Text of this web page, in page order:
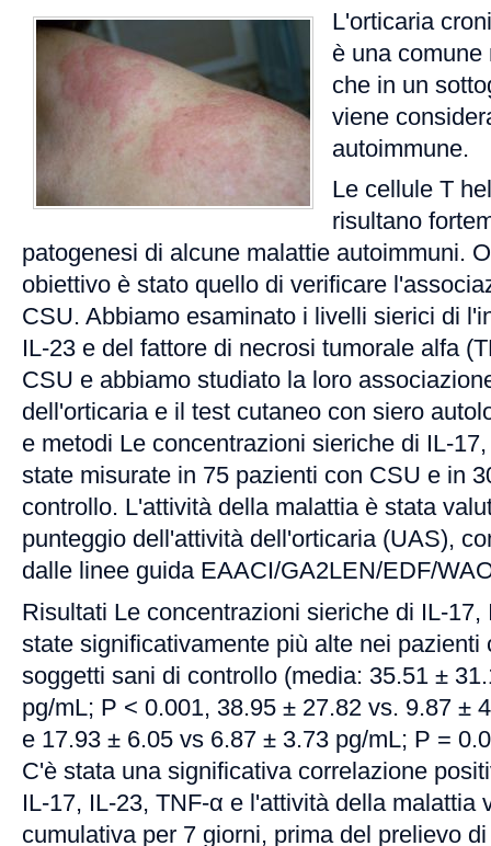
L'orticaria
è una
che in un
viene
autoimmune.
Le cellule T
risultano
patogenesi di alcune malattie autoimmuni.
obiettivo è stato quello di verificare
CSU. Abbiamo esaminato i livelli sierici di
IL-23 e del fattore di necrosi tumorale alfa
CSU e abbiamo studiato la loro
dell'orticaria e il test cutaneo con siero
e metodi Le concentrazioni sieriche di IL-
state misurate in 75 pazienti con CSU e in
controllo. L'attività della malattia è stata
punteggio dell'attività dell'orticaria (UAS),
dalle linee guida EAACI/GA2LEN/EDF/
Risultati Le concentrazioni sieriche di IL-17,
state significativamente più alte nei pazienti
soggetti sani di controllo (media: 35.51 ±
pg/mL; P < 0.001, 38.95 ± 27.82 vs. 9.87 ±
e 17.93 ± 6.05 vs 6.87 ± 3.73 pg/mL; P =
C'è stata una significativa correlazione
IL-17, IL-23, TNF-α e l'attività della malattia
cumulativa per 7 giorni, prima del prelievo